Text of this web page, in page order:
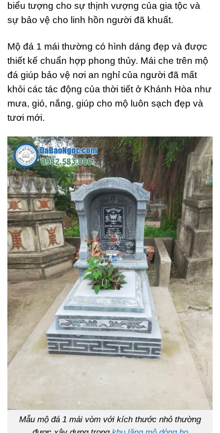
biểu tượng cho sự thịnh vượng của gia tộc và
sự bảo vệ cho linh hồn người đã khuất.
Mộ đá 1 mái thường có hình dáng đẹp và được
thiết kế chuẩn hợp phong thủy. Mái che trên mộ
đá giúp bảo vệ nơi an nghỉ của người đã mất
khỏi các tác động của thời tiết ở Khánh Hòa như
mưa, gió, nắng, giúp cho mộ luôn sạch đẹp và
tươi mới.
Mẫu mộ đá 1 mái vòm với kích thước nhỏ thường